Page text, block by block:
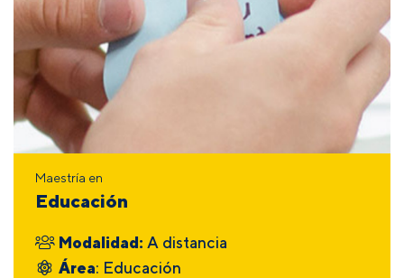
Maestría en
Educación
Modalidad: A distancia
Área: Educación